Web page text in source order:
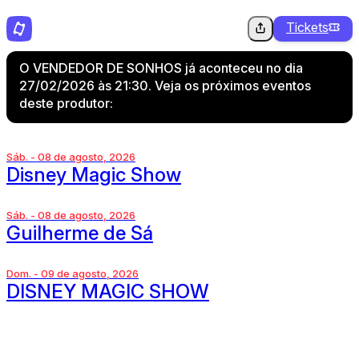
Tickets
O VENDEDOR DE SONHOS já aconteceu no dia
27/02/2026 às 21:30. Veja os próximos eventos
deste produtor:
Sáb. - 08 de agosto, 2026
Disney Magic Show
Sáb. - 08 de agosto, 2026
Guilherme de Sá
Dom. - 09 de agosto, 2026
DISNEY MAGIC SHOW